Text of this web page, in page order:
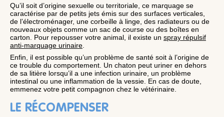
Qu’il soit d’origine sexuelle ou territoriale, ce marquage se
caractérise par de petits jets émis sur des surfaces verticales,
de l’électroménager, une corbeille à linge, des radiateurs ou de
nouveaux objets comme un sac de course ou des boîtes en
carton. Pour repousser votre animal, il existe un spray répulsif
anti-marquage urinaire.
Enfin, il est possible qu’un problème de santé soit à l’origine de
ce trouble du comportement. Un chaton peut uriner en dehors
de sa litière lorsqu’il a une infection urinaire, un problème
intestinal ou une inflammation de la vessie. En cas de doute,
emmenez votre petit compagnon chez le vétérinaire.
LE RÉCOMPENSER